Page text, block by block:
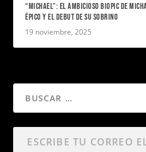
“MICHAEL”: EL AMBICIOSO BIOPIC DE
ÉPICO Y EL DEBUT DE SU SOBRINO
19 noviembre, 2025